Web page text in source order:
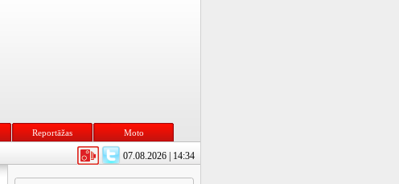
Reportāžas Moto
07.08.2026 | 14:34